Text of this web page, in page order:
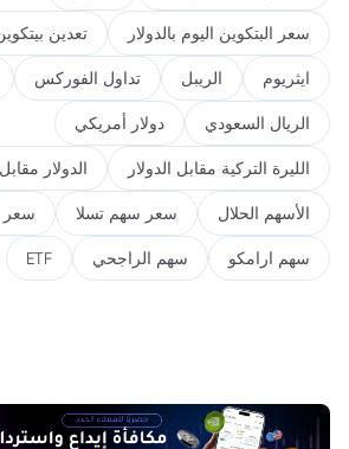
سعر البتكوين اليوم بالدولار تعدين
ايثريوم الريبل تداول الفوركس
الريال السعودي دولار أمريكي
الليرة التركية مقابل الدولار الدولار
الأسهم الحلال سعر سهم تسلا سعر
سهم ارامكو سهم الراجحي ETF